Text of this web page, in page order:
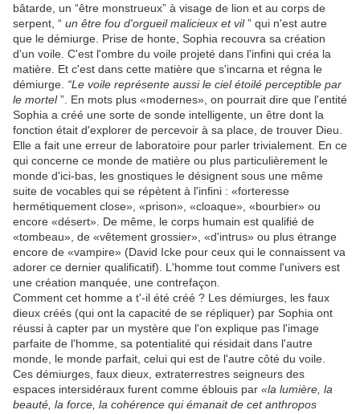
bâtarde, un “être monstrueux” à visage de lion et au corps de
serpent, “ un être fou d'orgueil malicieux et vil” qui n'est autre
que le démiurge. Prise de honte, Sophia recouvra sa création
d'un voile. C'est l'ombre du voile projeté dans l'infini qui créa la
matière. Et c'est dans cette matière que s'incarna et régna le
démiurge. “Le voile représente aussi le ciel étoilé perceptible par
le mortel”. En mots plus «modernes», on pourrait dire que l'entité
Sophia a créé une sorte de sonde intelligente, un être dont la
fonction était d'explorer de percevoir à sa place, de trouver Dieu.
Elle a fait une erreur de laboratoire pour parler trivialement. En ce
qui concerne ce monde de matière ou plus particulièrement le
monde d'ici-bas, les gnostiques le désignent sous une même
suite de vocables qui se répètent à l'infini : «forteresse
hermétiquement close», «prison», «cloaque», «bourbier» ou
encore «désert». De même, le corps humain est qualifié de
«tombeau», de «vêtement grossier», «d'intrus» ou plus étrange
encore de «vampire» (David Icke pour ceux qui le connaissent va
adorer ce dernier qualificatif). L'homme tout comme l'univers est
une création manquée, une contrefaçon.
Comment cet homme a t'-il été créé ? Les démiurges, les faux
dieux créés (qui ont la capacité de se répliquer) par Sophia ont
réussi à capter par un mystère que l'on explique pas l'image
parfaite de l'homme, sa potentialité qui résidait dans l'autre
monde, le monde parfait, celui qui est de l'autre côté du voile.
Ces démiurges, faux dieux, extraterrestres seigneurs des
espaces intersidéraux furent comme éblouis par «la lumière, la
beauté, la force, la cohérence qui émanait de cet anthropos